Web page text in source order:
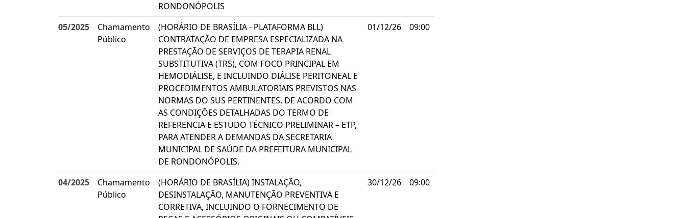
RONDONÓPOLIS
05/2025
Chamamento
Público
(HORÁRIO DE BRASÍLIA - PLATAFORMA BLL)
CONTRATAÇÃO DE EMPRESA ESPECIALIZADA NA
PRESTAÇÃO DE SERVIÇOS DE TERAPIA RENAL
SUBSTITUTIVA (TRS), COM FOCO PRINCIPAL EM
HEMODIÁLISE, E INCLUINDO DIÁLISE PERITONEAL E
PROCEDIMENTOS AMBULATORIAIS PREVISTOS NAS
NORMAS DO SUS PERTINENTES, DE ACORDO COM
AS CONDIÇÕES DETALHADAS DO TERMO DE
REFERENCIA E ESTUDO TÉCNICO PRELIMINAR – ETP,
PARA ATENDER A DEMANDAS DA SECRETARIA
MUNICIPAL DE SAÚDE DA PREFEITURA MUNICIPAL
DE RONDONÓPOLIS.
01/12/26 09:00
04/2025
Chamamento
Público
(HORÁRIO DE BRASÍLIA) INSTALAÇÃO,
DESINSTALAÇÃO, MANUTENÇÃO PREVENTIVA E
CORRETIVA, INCLUINDO O FORNECIMENTO DE
30/12/26 09:00